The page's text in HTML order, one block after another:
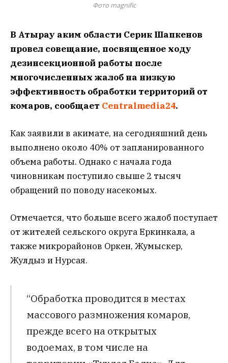
Фото magnific
В Атырау аким области Серик Шапкенов
провел совещание, посвященное ходу
дезинсекционной работы после
многочисленных жалоб на низкую
эффективность обработки территорий от
комаров, сообщает Centralmedia24.
Как заявили в акимате, на сегодняшний день
выполнено около 40% от запланированного
объема работы. Однако с начала года
чиновникам поступило свыше 2 тысяч
обращений по поводу насекомых.
Отмечается, что больше всего жалоб поступает
от жителей сельского округа Еркинкала, а
также микрорайонов Оркен, Жумыскер,
Жулдыз и Нурсая.
“Обработка проводится в местах
массового размножения комаров,
прежде всего на открытых
водоемах, в том числе на